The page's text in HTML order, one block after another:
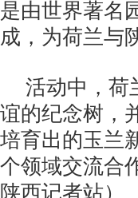
是由世界著名
成，为荷兰与
活动中，荷
谊的纪念树，
培育出的玉兰
个领域交流合
陕西记者站）